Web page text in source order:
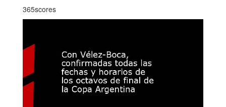
365scores